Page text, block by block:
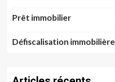
Prêt immobilier
Défiscalisation immobilière